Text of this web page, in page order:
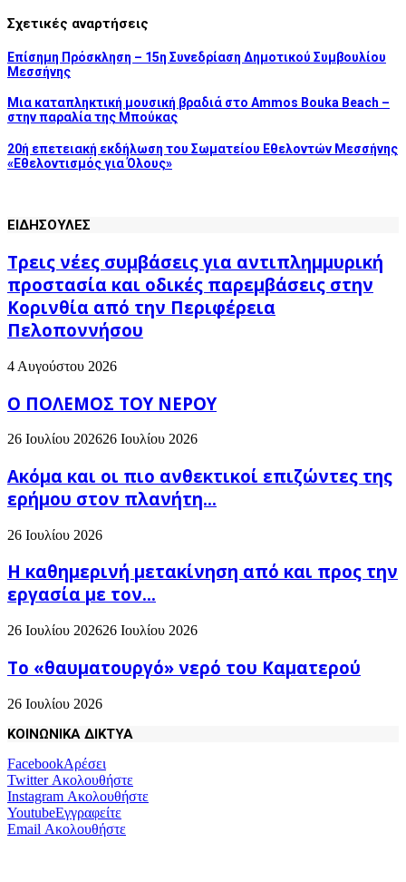
Σχετικές αναρτήσεις
Επίσημη Πρόσκληση – 15η Συνεδρίαση Δημοτικού Συμβουλίου
Μεσσήνης
Μια καταπληκτική μουσική βραδιά στο Ammos Bouka Beach –
στην παραλία της Μπούκας
20ή επετειακή εκδήλωση του Σωματείου Εθελοντών Μεσσήνης
«Εθελοντισμός για Όλους»
ΕΙΔΗΣΟΥΛΕΣ
Τρεις νέες συμβάσεις για αντιπλημμυρική
προστασία και οδικές παρεμβάσεις στην
Κορινθία από την Περιφέρεια
Πελοποννήσου
4 Αυγούστου 2026
Ο ΠΟΛΕΜΟΣ ΤΟΥ ΝΕΡΟΥ
26 Ιουλίου 202626 Ιουλίου 2026
Ακόμα και οι πιο ανθεκτικοί επιζώντες της
ερήμου στον πλανήτη...
26 Ιουλίου 2026
H καθημερινή μετακίνηση από και προς την
εργασία με τον...
26 Ιουλίου 202626 Ιουλίου 2026
Το «θαυματουργό» νερό του Καματερού
26 Ιουλίου 2026
ΚΟΙΝΩΝΙΚΑ ΔΙΚΤΥΑ
FacebookΑρέσει
TwitterΑκολουθήστε
Instagram Ακολουθήστε
YoutubeΕγγραφείτε
Email Ακολουθήστε